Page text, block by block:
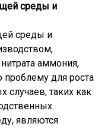
среды и
среды и
аммония,
проблему для роста
случаев, таких как
являются